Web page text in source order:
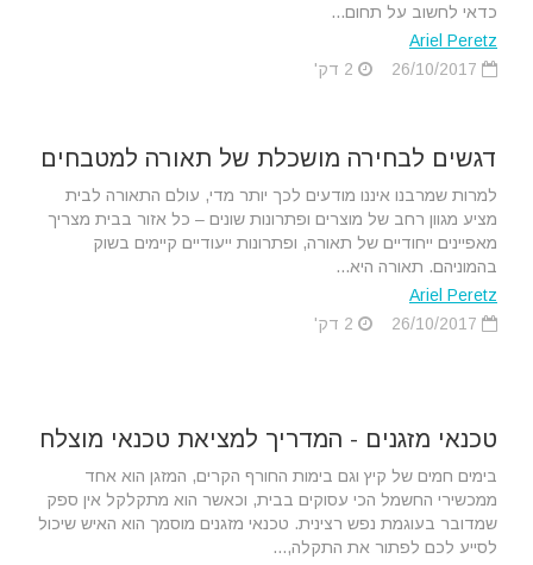
כדאי לחשוב על תחום...
Ariel Peretz
דגשים לבחירה מושכלת של תאורה למטבחים
למרות שמרבנו איננו מודעים לכך יותר מדי, עולם התאורה לבית
מציע מגוון רחב של מוצרים ופתרונות שונים – כל אזור בבית מצריך
מאפיינים ייחודיים של תאורה, ופתרונות ייעודיים קיימים בשוק
בהמוניהם. תאורה היא...
Ariel Peretz
טכנאי מזגנים - המדריך למציאת טכנאי מוצלח
בימים חמים של קיץ וגם בימות החורף הקרים, המזגן הוא אחד
ממכשירי החשמל הכי עסוקים בבית, וכאשר הוא מתקלקל אין ספק
שמדובר בעוגמת נפש רצינית. טכנאי מזגנים מוסמך הוא האיש שיכול
לסייע לכם לפתור את התקלה,...